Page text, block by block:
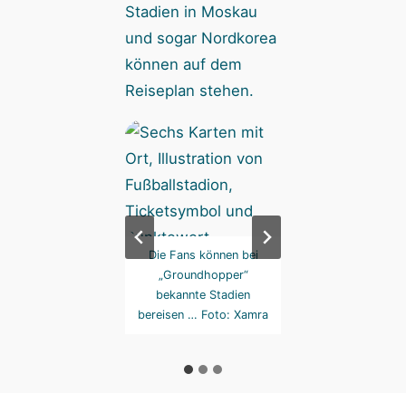
Stadien in Moskau
und sogar Nordkorea
können auf dem
Reiseplan stehen.
Die Fans können bei
„Groundhopper“
bekannte Stadien
bereisen … Foto: Xamra